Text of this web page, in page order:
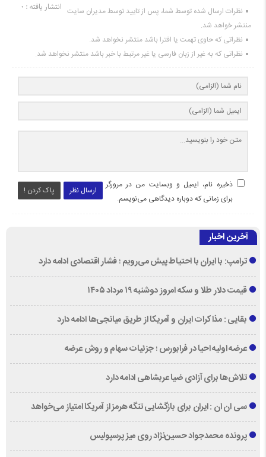
انتشار یافته : 0 نظرات ارسال شده توسط شما، پس از تایید توسط مدیران سایت
منتشر خواهد شد.
نظراتی که حاوی تهمت یا افترا باشد منتشر نخواهد شد.
نظراتی که به غیر از زبان فارسی یا غیر مرتبط با خبر باشد منتشر نخواهد شد.
ارسال نظر پاک کردن !
ذخیره نام، ایمیل و وبسایت من در مرورگر
برای زمانی که دوباره دیدگاهی می‌نویسم.
آخرین اخبار
ترامپ: با ایران با احتیاط پیش می‌رویم ؛ فشار اقتصادی ادامه دارد
قیمت دلار طلا و سکه امروز دوشنبه ۱۹ مرداد ۱۴۰۵
بقایی : مذاکرات ایران و آمریکا از طریق میانجی‌ها ادامه دارد
عرضه اولیه احیا در فرابورس ؛ جزئیات سهام و روش عرضه
تلاش‌ها برای آزادی ضیا عربشاهی ادامه دارد
سی ان ان : ایران برای بازگشایی تنگه هرمز از آمریکا امتیاز می‌خواهد
پرونده محمدجواد حسین‌نژاد روی میز پرسپولیس